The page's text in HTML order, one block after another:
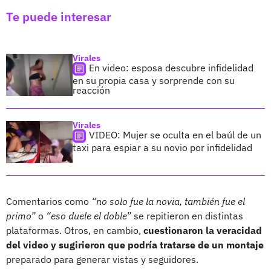
Te puede interesar
Virales
En video: esposa descubre infidelidad
en su propia casa y sorprende con su
reacción
Virales
VIDEO: Mujer se oculta en el baúl de un
taxi para espiar a su novio por infidelidad
Comentarios como “no solo fue la novia, también fue el
primo” o “eso duele el doble” se repitieron en distintas
plataformas. Otros, en cambio, cuestionaron la veracidad
del video y sugirieron que podría tratarse de un montaje
preparado para generar vistas y seguidores.